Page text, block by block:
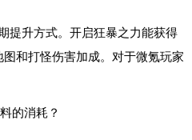
提升方式。开启狂暴之力能获得
和打怪伤害加成。对于微氪玩家
的消耗？